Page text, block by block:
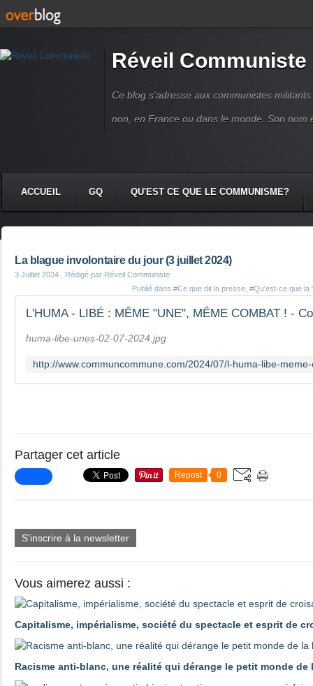
Réveil Communiste
Ce blog s'adresse aux communistes
non, en France ou dans le monde. Son nom
ACCUEIL GQ QU'EST CE QUE LE COMMUNISME?
La blague involontaire du jour (3 juillet 2024)
3 Juillet 2024 , Rédigé par Réveil Communiste
Publié dans #Ce que dit la presse #Qu'est-ce que la
huma-libe-unes-02-07-2024.jpg
Partager cet article
Repost 0
S'inscrire à la newsletter
Vous aimerez aussi :
Capitalisme, impérialisme, société du spectacle et esprit de
Racisme anti-blanc, une réalité qui dérange le petit monde